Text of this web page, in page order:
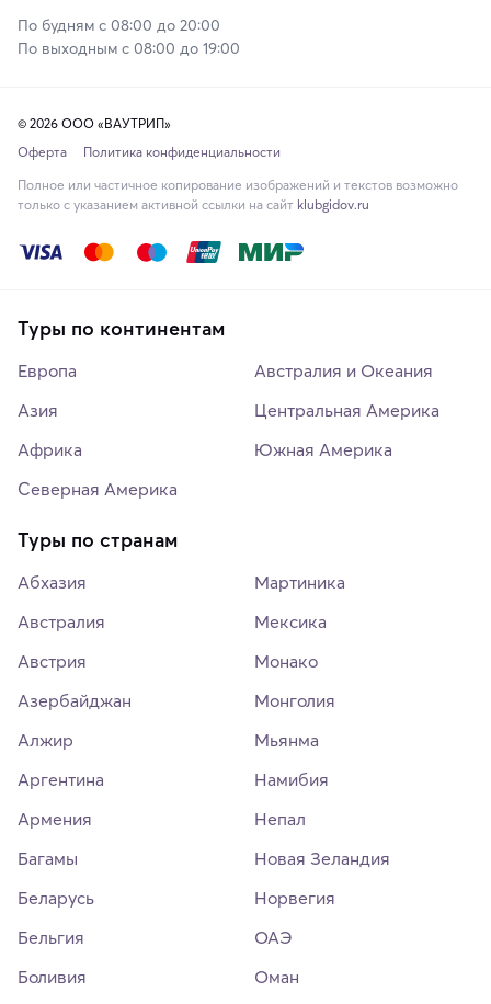
По будням с 08:00 до 20:00
По выходным с 08:00 до 19:00
© 2026 ООО «ВАУТРИП»
Оферта
Политика конфиденциальности
Полное или частичное копирование изображений и текстов возможно
только с указанием активной ссылки на сайт klubgidov.ru
Туры по континентам
Европа
Азия
Африка
Северная Америка
Австралия и Океания
Центральная Америка
Южная Америка
Туры по странам
Абхазия
Австралия
Австрия
Азербайджан
Алжир
Аргентина
Армения
Багамы
Беларусь
Бельгия
Боливия
Мартиника
Мексика
Монако
Монголия
Мьянма
Намибия
Непал
Новая Зеландия
Норвегия
ОАЭ
Оман